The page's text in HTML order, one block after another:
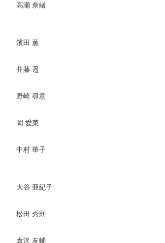
高瀬 奈緒
濱田 薫
井藤 遥
野崎 尋意
岡 愛菜
中村 華子
大谷 亜紀子
松田 秀則
倉沢 友輔